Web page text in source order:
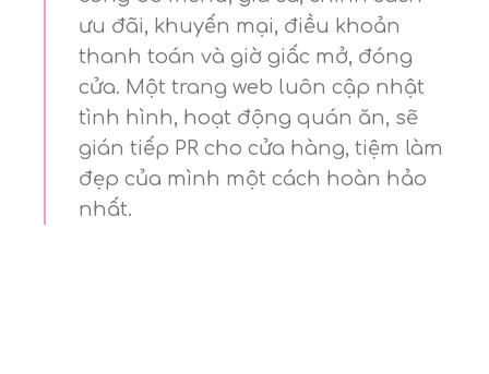
ưu đãi, khuyến mại, điều khoản
thanh toán và giờ giấc mở, đóng
cửa. Một trang web luôn cập nhật
tình hình, hoạt động quán ăn, sẽ
gián tiếp PR cho cửa hàng, tiệm làm
đẹp của mình một cách hoàn hảo
nhất.